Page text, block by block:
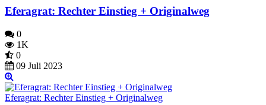
Eferagrat: Rechter Einstieg + Originalweg
0
1K
0
09 Juli 2023
Eferagrat: Rechter Einstieg + Originalweg